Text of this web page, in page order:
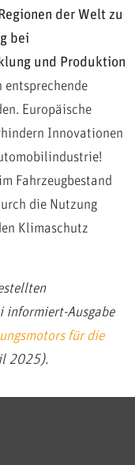
der Welt zu
bei
und Produktion
entsprechende
Europäische
Innovationen
Fahrzeugbestand
die Nutzung
Klimaschutz
informiert-Ausgabe
für die
2025).